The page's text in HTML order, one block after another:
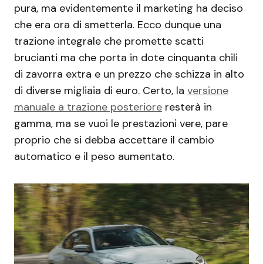
pura, ma evidentemente il marketing ha deciso
che era ora di smetterla. Ecco dunque una
trazione integrale che promette scatti
brucianti ma che porta in dote cinquanta chili
di zavorra extra e un prezzo che schizza in alto
di diverse migliaia di euro. Certo, la versione
manuale a trazione posteriore resterà in
gamma, ma se vuoi le prestazioni vere, pare
proprio che si debba accettare il cambio
automatico e il peso aumentato.